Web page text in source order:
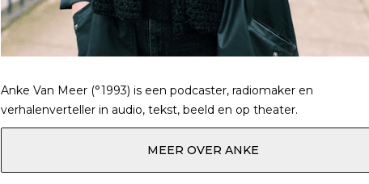
Anke Van Meer (°1993) is een podcaster, radiomaker en
verhalenverteller in audio, tekst, beeld en op theater.
MEER OVER ANKE